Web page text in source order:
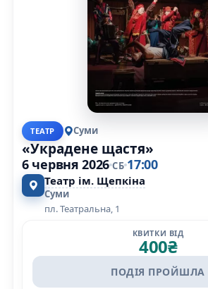
ТЕАТР Суми
«Украдене щастя»
6 червня 2026 СБ 17:00
Театр ім. Щепкіна
Суми
пл. Театральна, 1
КВИТКИ ВІД
400₴
ПОДІЯ ПРОЙШЛА